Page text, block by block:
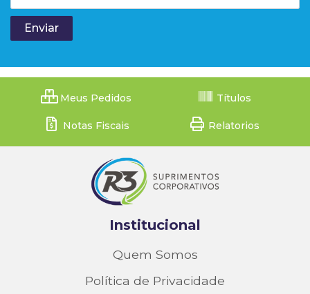
Meus Pedidos Títulos
Notas Fiscais Relatorios
Institucional
Quem Somos
Política de Privacidade